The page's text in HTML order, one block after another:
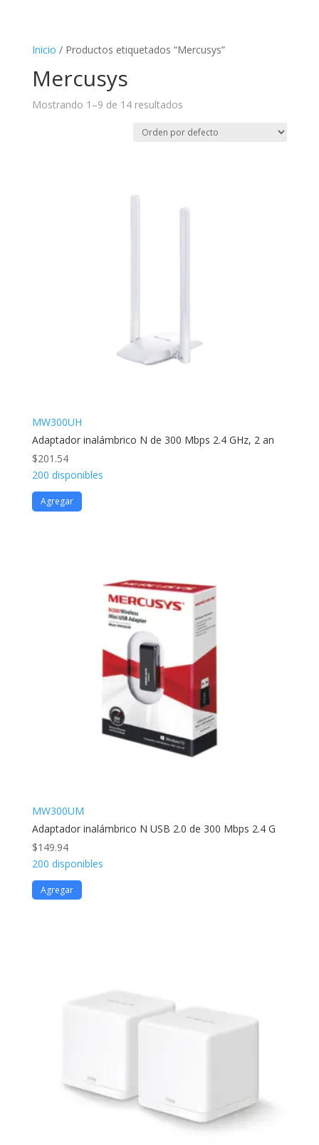
Inicio / Productos etiquetados “Mercusys”
Mercusys
Mostrando 1–9 de 14 resultados
MW300UH
Adaptador inalámbrico N de 300 Mbps 2.4 GHz, 2 an
$201.54
200 disponibles
Agregar
MW300UM
Adaptador inalámbrico N USB 2.0 de 300 Mbps 2.4 G
$149.94
200 disponibles
Agregar